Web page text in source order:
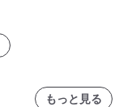
もっと見る